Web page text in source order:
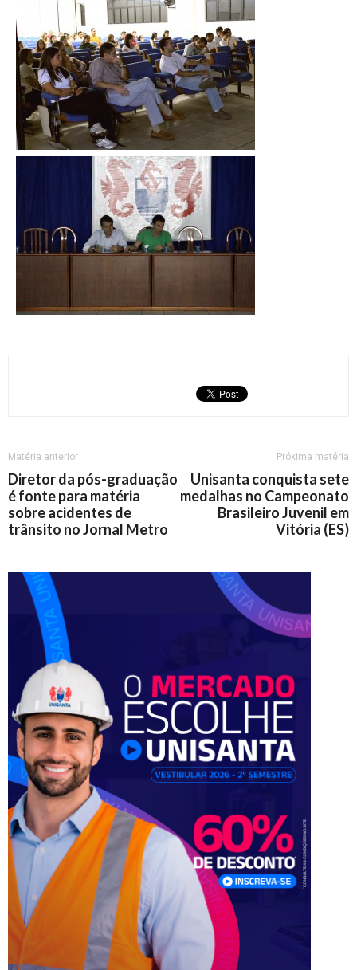
Matéria anterior
Diretor da pós-graduação
é fonte para matéria
sobre acidentes de
trânsito no Jornal Metro
Próxima matéria
Unisanta conquista sete
medalhas no Campeonato
Brasileiro Juvenil em
Vitória (ES)